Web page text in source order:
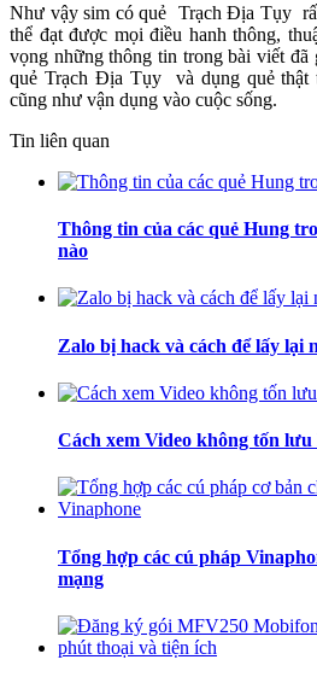
Như vậy sim có quẻ Trạch Địa Tụy
thể đạt được mọi điều hanh thông,
vọng những thông tin trong bài viết đã
quẻ Trạch Địa Tụy và dụng quẻ thật
cũng như vận dụng vào cuộc sống.
Tin liên quan
Thông tin của các quẻ Hung
nào
Zalo bị hack và cách để lấy lại
Cách xem Video không tốn
Tổng hợp các cú pháp
mạng